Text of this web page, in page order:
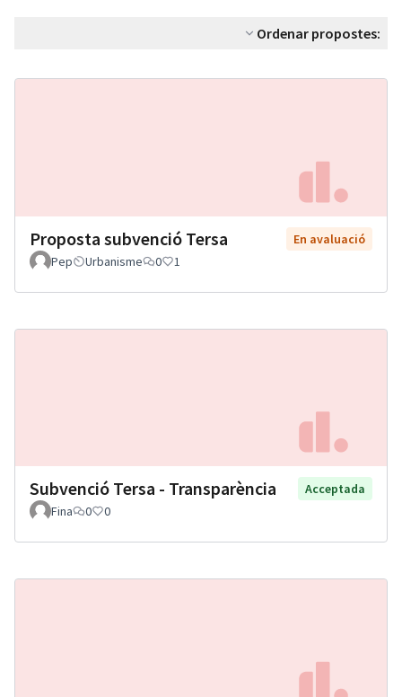
Ordenar propostes:
Proposta subvenció Tersa
En avaluació
Pep
Urbanisme 0 1
Subvenció Tersa - Transparència
Acceptada
Fina
0 0